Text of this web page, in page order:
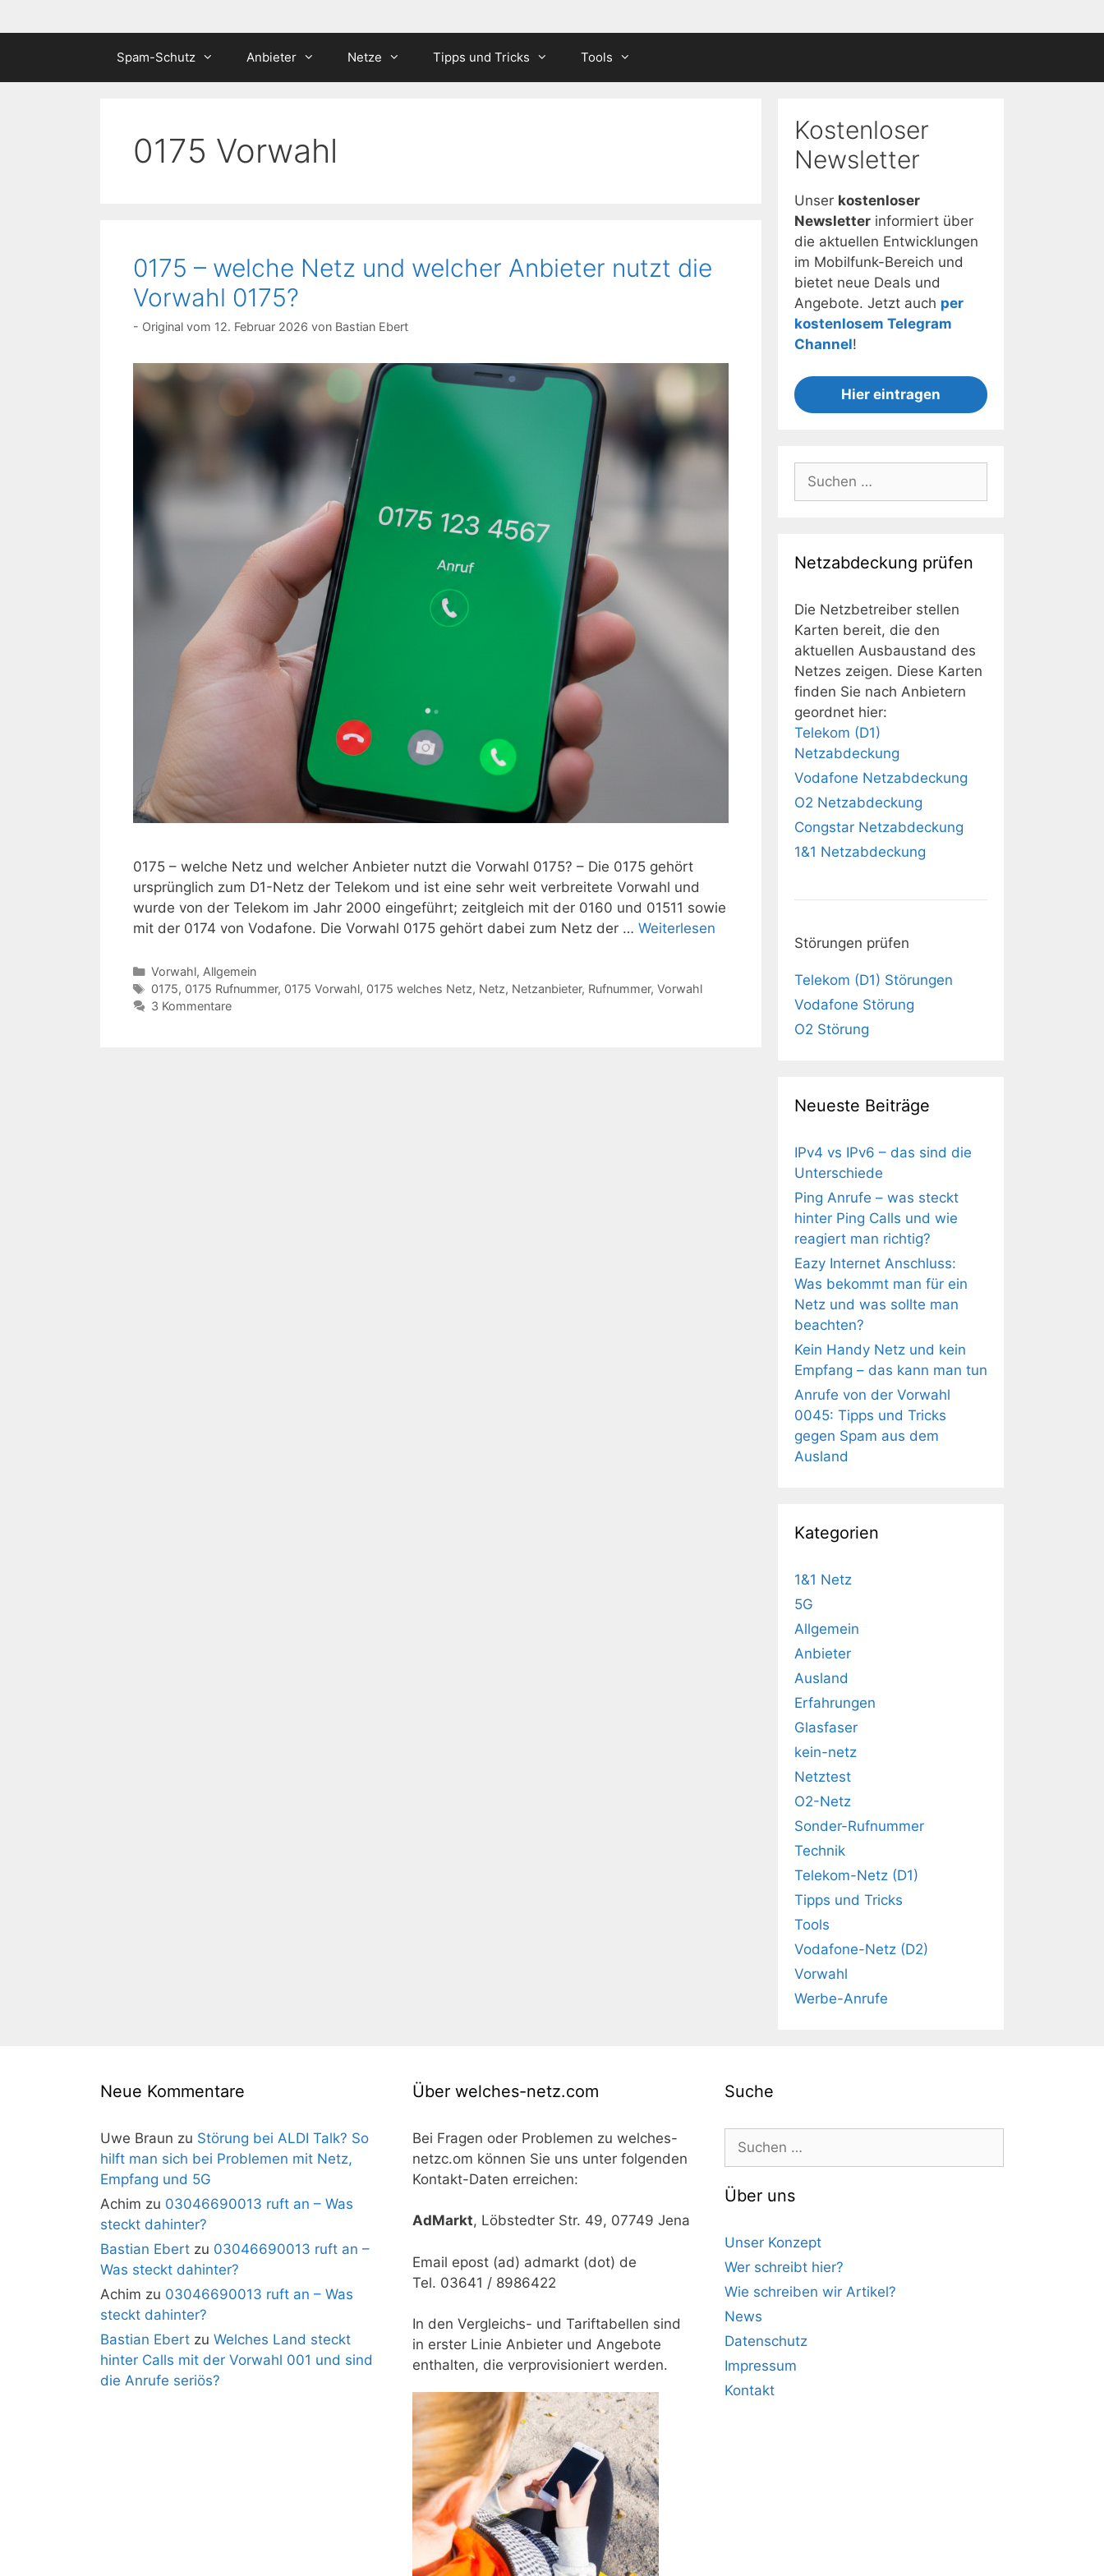
Spam-Schutz Anbieter Netze Tipps und Tricks Tools
0175 Vorwahl
0175 – welche Netz und welcher Anbieter nutzt die
Vorwahl 0175?
12. Februar 2026 von Bastian Ebert
0175 – welche Netz und welcher Anbieter nutzt die Vorwahl 0175? – Die 0175 gehört
ursprünglich zum D1-Netz der Telekom und ist eine sehr weit verbreitete Vorwahl und
wurde von der Telekom im Jahr 2000 eingeführt; zeitgleich mit der 0160 und 01511 sowie
mit der 0174 von Vodafone. Die Vorwahl 0175 gehört dabei zum Netz der … Weiterlesen
Kategorien
Vorwahl, Allgemein
Schlagwörter
0175, 0175 Rufnummer, 0175 Vorwahl, 0175 welches Netz, Netz, Netzanbieter, Rufnummer, Vorwahl
3 Kommentare
Kostenloser
Newsletter
Unser kostenloser
Newsletter informiert über
die aktuellen Entwicklungen
im Mobilfunk-Bereich und
bietet neue Deals und
Angebote. Jetzt auch per
kostenlosem Telegram
Channel!
Hier eintragen
nach:
Netzabdeckung prüfen
Die Netzbetreiber stellen
Karten bereit, die den
aktuellen Ausbaustand des
Netzes zeigen. Diese Karten
finden Sie nach Anbietern
geordnet hier:
Telekom (D1)
Netzabdeckung
Vodafone Netzabdeckung
O2 Netzabdeckung
Congstar Netzabdeckung
1&1 Netzabdeckung
Störungen prüfen
Telekom (D1) Störungen
Vodafone Störung
O2 Störung
Neueste Beiträge
IPv4 vs IPv6 – das sind die
Unterschiede
Ping Anrufe – was steckt
hinter Ping Calls und wie
reagiert man richtig?
Eazy Internet Anschluss:
Was bekommt man für ein
Netz und was sollte man
beachten?
Kein Handy Netz und kein
Empfang – das kann man tun
Anrufe von der Vorwahl
0045: Tipps und Tricks
gegen Spam aus dem
Ausland
Kategorien
1&1 Netz
5G
Allgemein
Anbieter
Ausland
Erfahrungen
Glasfaser
kein-netz
Netztest
O2-Netz
Sonder-Rufnummer
Technik
Telekom-Netz (D1)
Tipps und Tricks
Tools
Vodafone-Netz (D2)
Vorwahl
Werbe-Anrufe
Neue Kommentare
Uwe Braun zu Störung bei ALDI Talk? So
hilft man sich bei Problemen mit Netz,
Empfang und 5G
Achim zu 03046690013 ruft an – Was
steckt dahinter?
Bastian Ebert zu 03046690013 ruft an –
Was steckt dahinter?
Achim zu 03046690013 ruft an – Was
steckt dahinter?
Bastian Ebert zu Welches Land steckt
hinter Calls mit der Vorwahl 001 und sind
die Anrufe seriös?
Über welches-netz.com
Bei Fragen oder Problemen zu welches-
netzc.om können Sie uns unter folgenden
Kontakt-Daten erreichen:
AdMarkt, Löbstedter Str. 49, 07749 Jena
Email epost (ad) admarkt (dot) de
Tel. 03641 / 8986422
In den Vergleichs- und Tariftabellen sind
in erster Linie Anbieter und Angebote
enthalten, die verprovisioniert werden.
Suche
nach:
Über uns
Unser Konzept
Wer schreibt hier?
Wie schreiben wir Artikel?
News
Datenschutz
Impressum
Kontakt